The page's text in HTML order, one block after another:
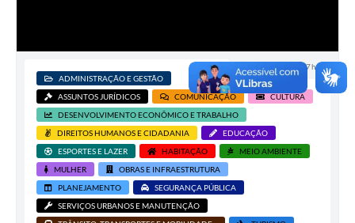
10 SET 2025 - 17h51
ADMINISTRAÇÃO E GESTÃO
ASSUNTOS JURÍDICOS
COMUNICAÇÃO
CULTURA
DESENVOLVIMENTO ECONÔMICO E TRABALHO
DIREITOS HUMANOS E CIDADANIA
EDUCAÇÃO
ESPORTES E LAZER
HABITAÇÃO
MEIO AMBIENTE
MULHER
OBRAS E INFRAESTRUTURA
PLANEJAMENTO
SEGURANÇA PÚBLICA
SERVIÇOS URBANOS E MANUTENÇÃO